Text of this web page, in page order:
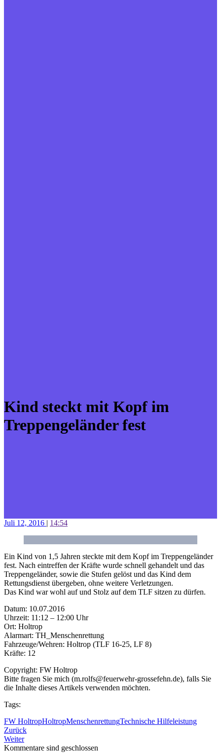
Kind steckt mit Kopf im
Treppengeländer fest
Juli 12, 2016 | 14:54
Ein Kind von 1,5 Jahren steckte mit dem Kopf im Treppengeländer
fest. Nach eintreffen der Kräfte wurde schnell gehandelt und das
Treppengeländer, sowie die Stufen gelöst und das Kind dem
Rettungsdienst übergeben, ohne weitere Verletzungen.
Das Kind war wohl auf und Stolz auf dem TLF sitzen zu dürfen.
Datum: 10.07.2016
Uhrzeit: 11:12 – 12:00 Uhr
Ort: Holtrop
Alarmart: TH_Menschenrettung
Fahrzeuge/Wehren: Holtrop (TLF 16-25, LF 8)
Kräfte: 12
Copyright: FW Holtrop
Bitte fragen Sie mich (m.rolfs@feuerwehr-grossefehn.de), falls Sie
die Inhalte dieses Artikels verwenden möchten.
Tags:
FW HoltropHoltropMenschenrettungTechnische Hilfeleistung
Zurück
Weiter
Kommentare sind geschlossen